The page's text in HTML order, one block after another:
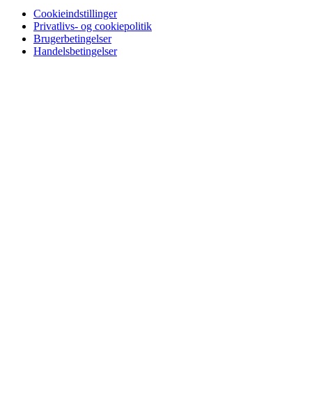
Cookieindstillinger
Privatlivs- og cookiepolitik
Brugerbetingelser
Handelsbetingelser